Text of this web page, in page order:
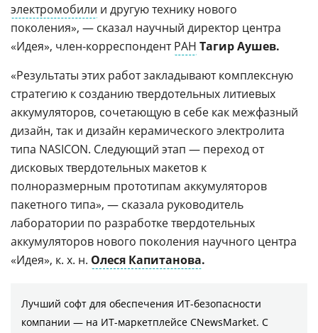
электромобили и другую технику нового
поколения», — сказал научный директор центра
«Идея», член-корреспондентРАН Тагир Аушев.
«Результаты этих работ закладывают комплексную
стратегию к созданию твердотельных литиевых
аккумуляторов, сочетающую в себе как межфазный
дизайн, так и дизайн керамического электролита
типа NASICON. Следующий этап — переход от
дисковых твердотельных макетов к
полноразмерным прототипам аккумуляторов
пакетного типа», — сказала руководитель
лаборатории по разработке твердотельных
аккумуляторов нового поколения научного центра
«Идея», к. х. н. Олеся Капитанова.
Лучший софт для обеспечения ИТ-безопасности
компании ― на ИТ-маркетплейсе CNewsMarket. С